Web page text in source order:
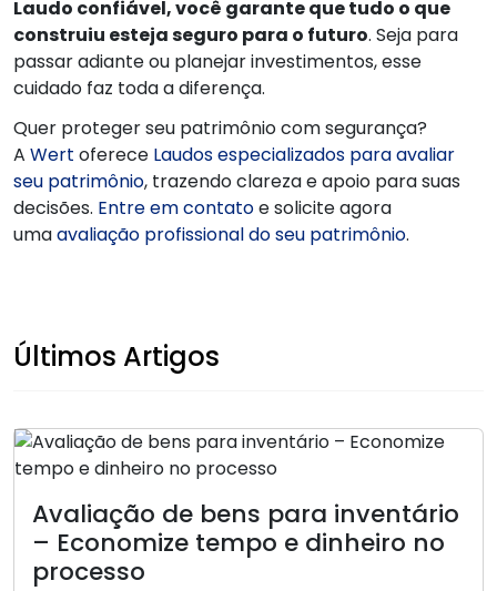
Laudo confiável, você garante que tudo o que
construiu esteja seguro para o futuro. Seja para
passar adiante ou planejar investimentos, esse
cuidado faz toda a diferença.
Quer proteger seu patrimônio com segurança?
A Wert oferece Laudos especializados para avaliar
seu patrimônio, trazendo clareza e apoio para suas
decisões. Entre em contatoe solicite agora
umaavaliação profissional do seu patrimônio.
Últimos Artigos
Avaliação de bens para inventário
– Economize tempo e dinheiro no
processo